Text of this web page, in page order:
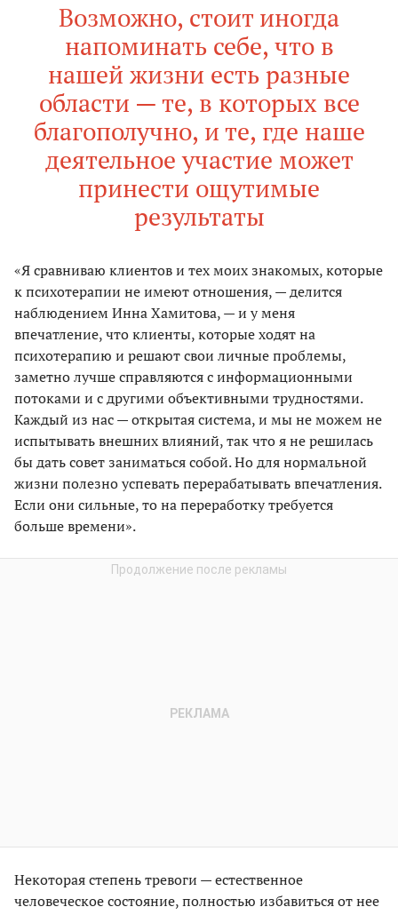
Возможно, стоит иногда
напоминать себе, что в
нашей жизни есть разные
области — те, в которых все
благополучно, и те, где наше
деятельное участие может
принести ощутимые
результаты
«Я сравниваю клиентов и тех моих знакомых, которые
к психотерапии не имеют отношения, — делится
наблюдением Инна Хамитова, — и у меня
впечатление, что клиенты, которые ходят на
психотерапию и решают свои личные проблемы,
заметно лучше справляются с информационными
потоками и с другими объективными трудностями.
Каждый из нас — открытая система, и мы не можем не
испытывать внешних влияний, так что я не решилась
бы дать совет заниматься собой. Но для нормальной
жизни полезно успевать перерабатывать впечатления.
Если они сильные, то на переработку требуется
больше времени».
Некоторая степень тревоги — естественное
человеческое состояние, полностью избавиться от нее